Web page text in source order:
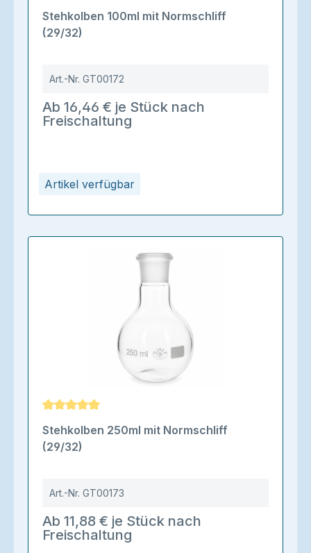
Artikel verfügbar
Durchschnittliche Bewertung von 5 von 5 Sternen
Stehkolben 100ml mit Normschliff
(29/32)
Art.-Nr. GT00172
Ab 16,46 € je Stück nach
Freischaltung
Durchschnittliche Bewertung von 5 von 5 Sternen
Stehkolben 250ml mit Normschliff
(29/32)
Art.-Nr. GT00173
Ab 11,88 € je Stück nach
Freischaltung